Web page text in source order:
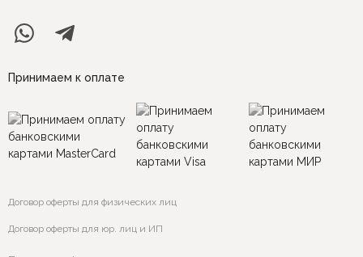
Принимаем к оплате
Договор оферты для физических лиц
Договор оферты для юр. лиц и ИП